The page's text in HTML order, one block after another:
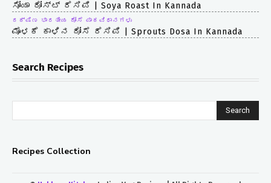
ಸೋಯಾ ರೋಸ್ಟ್ ರೆಸಿಪಿ | Soya Roast In Kannada
ದಕ್ಷಿಣ ಭಾರತೀಯ ದೋಸೆ ಪಾಕವಿಧಾನಗಳು
ಮೊಳಕೆ ಕಾಳಿನ ದೋಸೆ ರೆಸಿಪಿ | Sprouts Dosa In Kannada
Search Recipes
Search
Recipes Collection